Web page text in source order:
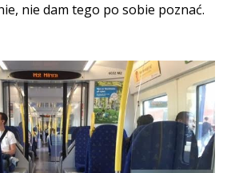
nie dam tego po sobie poznać.